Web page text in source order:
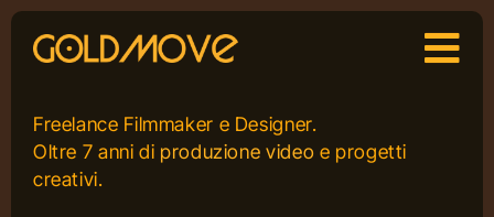
Skip
content
Freelance Filmmaker e Designer.
Oltre 7 anni di produzione video e progetti
creativi.